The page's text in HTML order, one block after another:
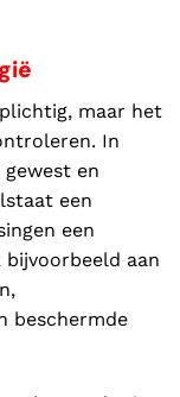
maar het
In
en
een
een
bijvoorbeeld aan
beschermde